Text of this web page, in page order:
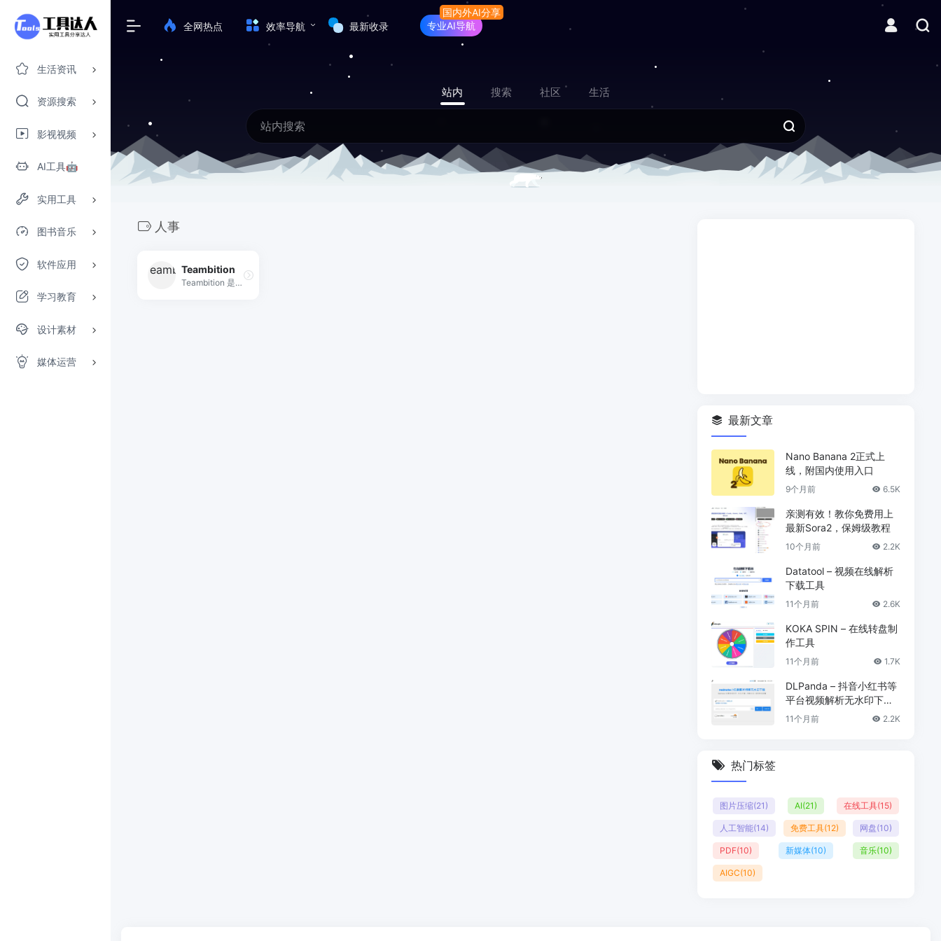
生活资讯
资源搜索
影视视频
AI工具🤖
实用工具
图书音乐
软件应用
学习教育
设计素材
媒体运营
全网热点 效率导航 最新收录 专业AI导航
站内 搜索 社区 生活
人事
Teambition
Teambition 是阿里巴巴旗下团队协作工具，以项目和任务的可视化管理来支撑企业团队协作，适合产品、研发、设计、市场、运营、销售、HR 等各类团队，让企业协同化繁为简，轻松愉悦。
最新文章
Nano Banana 2正式上
线，附国内使用入口
9个月前 6.5K
亲测有效！教你免费用上
最新Sora2，保姆级教程
10个月前 2.2K
Datatool – 视频在线解析
下载工具
11个月前 2.6K
KOKA SPIN – 在线转盘制
作工具
11个月前 1.7K
DLPanda – 抖音小红书等
平台视频解析无水印下载
工具
11个月前 2.2K
热门标签
图片压缩(21) AI(21) 在线工具(15)
人工智能(14) 免费工具(12) 网盘(10)
PDF(10) 新媒体(10) 音乐(10)
AIGC(10)